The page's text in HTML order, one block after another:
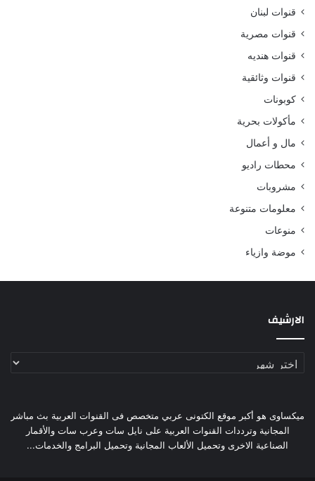
قنوات لبنان
قنوات مصرية
قنوات هنديه
قنوات وثائقية
كوبونات
مأكولات بحرية
مال و أعمال
محطات راديو
مشروبات
معلومات متنوعة
منوعات
موضة وازياء
الارشيف
الارشيف
ميكساوى هو أكبر موقع الكتونى عربي متخصص فى القنوات العربية بث مباشر
المجانية وترددات القنوات العربية على نايل سات وعرب سات والأقمار
الصناعية الاخرى وتحميل الألعاب المجانية وتحميل البرامج والخدمات...